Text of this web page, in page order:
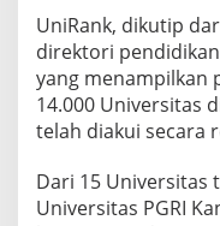
UniRank, dikutip
direktori
yang menampilkan
14.000 Universitas
telah diakui secara
Dari 15 Universitas
Universitas PGRI